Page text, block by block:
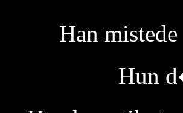
Han
Hun